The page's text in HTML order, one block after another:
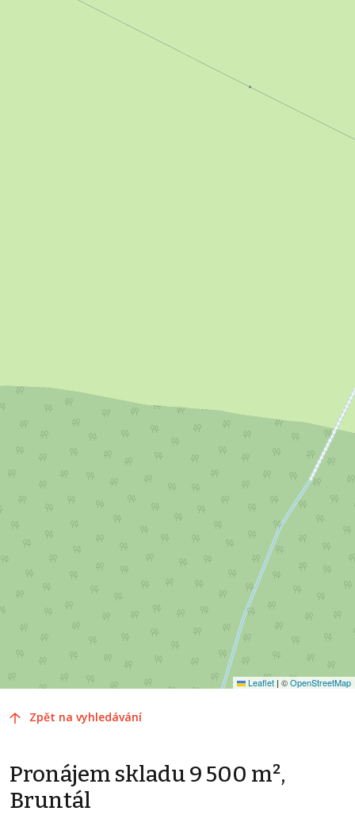
Leaflet | ©OpenStreetMap
Zpět na vyhledávání
Pronájem skladu 9 500 m²,
Bruntál